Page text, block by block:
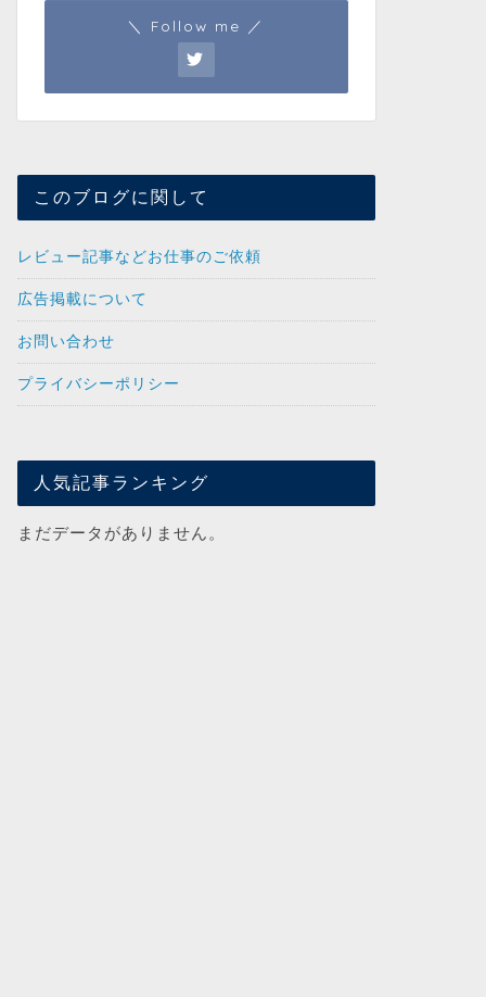
＼ Follow me ／
このブログに関して
レビュー記事などお仕事のご依頼
広告掲載について
お問い合わせ
プライバシーポリシー
人気記事ランキング
まだデータがありません。